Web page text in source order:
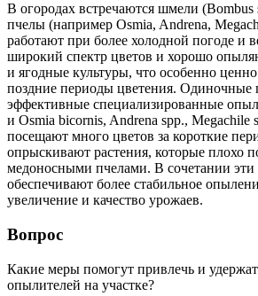
В огородах встречаются шмели
пчелы (например Osmia, Andrena,
работают при более холодной погоде и
широкий спектр цветов и хорошо
и ягодные культуры, что особенно
поздние периоды цветения.
эффективные специализированные
и Osmia bicornis, Andrena spp.,
посещают много цветов за короткие
опрыскивают растения, которые плохо
медоносными пчелами. В сочетании
обеспечивают более стабильное
увеличение и качество урожаев.
Вопрос
Какие меры помогут привлечь и
опылителей на участке?